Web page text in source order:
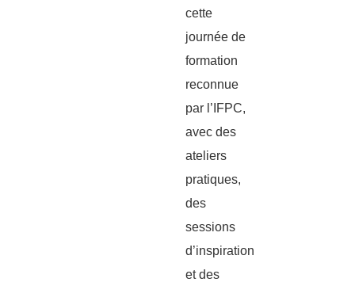
cette
journée de
formation
reconnue
par l’IFPC,
avec des
ateliers
pratiques,
des
sessions
d’inspiration
et des